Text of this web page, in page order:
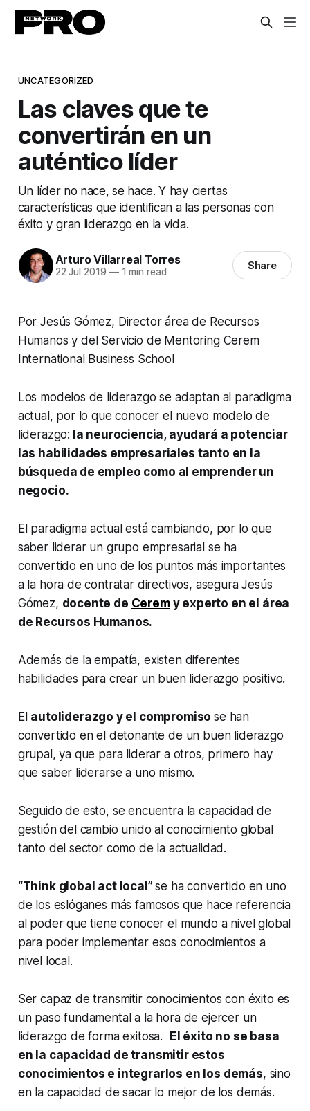
UNCATEGORIZED
Las claves que te
convertirán en un
auténtico líder
Un líder no nace, se hace. Y hay ciertas
características que identifican a las personas con
éxito y gran liderazgo en la vida.
Arturo Villarreal Torres
22 Jul 2019 —1 min read Share
Por Jesús Gómez, Director área de Recursos
Humanos y del Servicio de Mentoring Cerem
International Business School
Los modelos de liderazgo se adaptan al paradigma
actual, por lo que conocer el nuevo modelo de
liderazgo: la neurociencia, ayudará a potenciar
las habilidades empresariales tanto en la
búsqueda de empleo como al emprender un
negocio.
El paradigma actual está cambiando, por lo que
saber liderar un grupo empresarial se ha
convertido en uno de los puntos más importantes
a la hora de contratar directivos, asegura Jesús
Gómez, docente de Ceremy experto en el área
de Recursos Humanos.
Además de la empatía, existen diferentes
habilidades para crear un buen liderazgo positivo.
El autoliderazgo y el compromisose han
convertido en el detonante de un buen liderazgo
grupal, ya que para liderar a otros, primero hay
que saber liderarse a uno mismo.
Seguido de esto, se encuentra la capacidad de
gestión del cambio unido al conocimiento global
tanto del sector como de la actualidad.
“Think global act local”se ha convertido en uno
de los eslóganes más famosos que hace referencia
al poder que tiene conocer el mundo a nivel global
para poder implementar esos conocimientos a
nivel local.
Ser capaz de transmitir conocimientos con éxito es
un paso fundamental a la hora de ejercer un
liderazgo de forma exitosa. El éxito no se basa
en la capacidad de transmitir estos
conocimientos e integrarlos en los demás, sino
en la capacidad de sacar lo mejor de los demás.